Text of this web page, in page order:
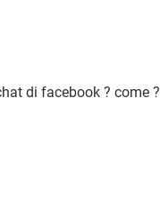
di facebook ? come ?